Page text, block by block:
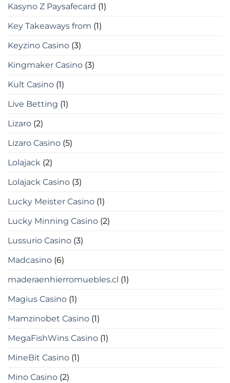
Kasyno Z Paysafecard (1)
Key Takeaways from (1)
Keyzino Casino (3)
Kingmaker Casino (3)
Kult Casino (1)
Live Betting (1)
Lizaro (2)
Lizaro Casino (5)
Lolajack (2)
Lolajack Casino (3)
Lucky Meister Casino (1)
Lucky Minning Casino (2)
Lussurio Casino (3)
Madcasino (6)
maderaenhierromuebles.cl (1)
Magius Casino (1)
Mamzinobet Casino (1)
MegaFishWins Casino (1)
MineBit Casino (1)
Mino Casino (2)